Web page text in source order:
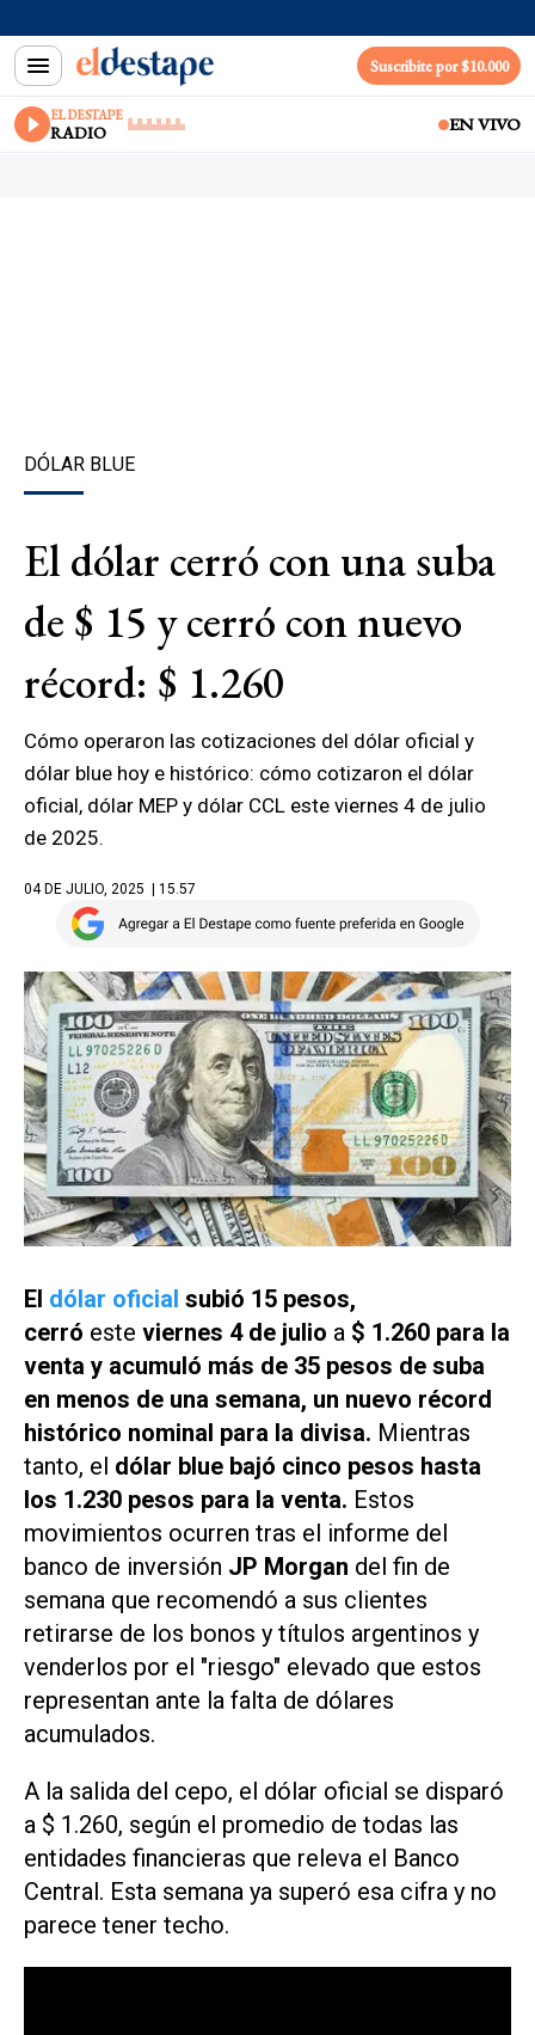
Suscribite por $10.000
EL DESTAPE
RADIO EN VIVO
DÓLAR BLUE
El dólar cerró con una suba
de $ 15 y cerró con nuevo
récord: $ 1.260
Cómo operaron las cotizaciones del dólar oficial y
dólar blue hoy e histórico: cómo cotizaron el dólar
oficial, dólar MEP y dólar CCL este viernes 4 de julio
de 2025.
04 DE JULIO, 2025 | 15.57
El dólar oficial subió 15 pesos,
cerró este viernes 4 de julio a $ 1.260 para la
venta y acumuló más de 35 pesos de suba
en menos de una semana, un nuevo récord
histórico nominal para la divisa. Mientras
tanto, el dólar blue bajó cinco pesos hasta
los 1.230 pesos para la venta. Estos
movimientos ocurren tras el informe del
banco de inversión JP Morgan del fin de
semana que recomendó a sus clientes
retirarse de los bonos y títulos argentinos y
venderlos por el "riesgo" elevado que estos
representan ante la falta de dólares
acumulados.
A la salida del cepo, el dólar oficial se disparó
a $ 1.260, según el promedio de todas las
entidades financieras que releva el Banco
Central. Esta semana ya superó esa cifra y no
parece tener techo.